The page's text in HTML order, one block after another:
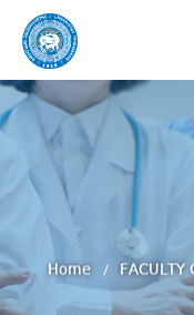
Home FACULTY